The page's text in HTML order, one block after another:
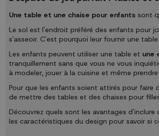
Une table et une chaise pour enfants sont
Le sol est l'endroit préféré des enfants pour
s'asseoir. C'est pourquoi leur fournir une
Les enfants peuvent utiliser une table et une
tranquillement sans que vous ne vous
à modeler, jouer à la cuisine et même
Pour que les enfants soient attirés pour
de mettre des tables et des chaises pour
Découvrez quels sont les avantages d'inclure
les caractéristiques du design pour savoir si